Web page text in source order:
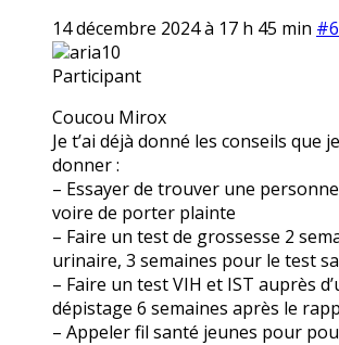
14 décembre 2024 à 17 h 45 min
aria10
Participant
Coucou Mirox
Je t’ai déjà donné les conseils que
donner :
– Essayer de trouver une
voire de porter plainte
– Faire un test de grossesse 2
urinaire, 3 semaines pour le test
– Faire un test VIH et IST auprès
dépistage 6 semaines après le
– Appeler fil santé jeunes pour